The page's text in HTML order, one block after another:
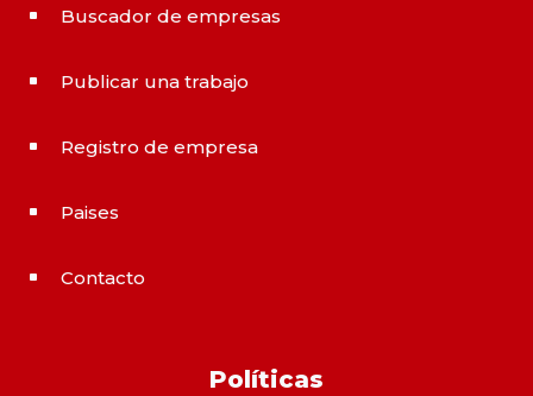
^ Buscador de empresas
^ Publicar una trabajo
^ Registro de empresa
^ Paises
^ Contacto
Políticas